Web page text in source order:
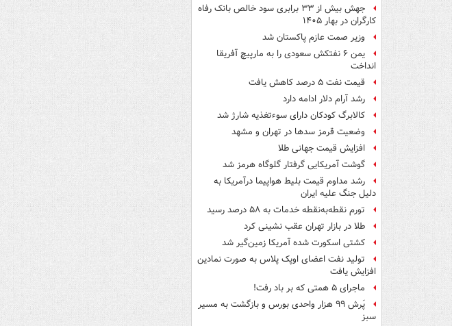
جهش بیش از ۳۳ برابری سود خالص بانک رفاه
کارگران در بهار ۱۴۰۵
وزیر صمت عازم پاکستان شد
یمن ۶ نفتکش سعودی را به مارپیچ آفریقا
انداخت
قیمت نفت ۵ درصد کاهش یافت
رشد آرام دلار ادامه دارد
کالابرگ کودکان دارای سوءتغذیه شارژ شد
وضعیت قرمز سدها در تهران و مشهد
افزایش قیمت جهانی طلا
گوشت آمریکایی گرفتار گلوگاه هرمز شد
رشد مداوم قیمت بلیط هواپیما درآمریکا به
دلیل جنگ علیه ایران
تورم نقطه‌به‌نقطه خدمات به ۵۸ درصد رسید
طلا در بازار تهران عقب نشینی کرد
کشتی اسکورت شده آمریکا زمین‌گیر شد
تولید نفت اعضای اوپک پلاس به صورت نمادین
افزایش یافت
ماجرای ۵ همتی که بر باد رفت!
پَرش ۹۹ هزار واحدی بورس و بازگشت به مسیر
سبز